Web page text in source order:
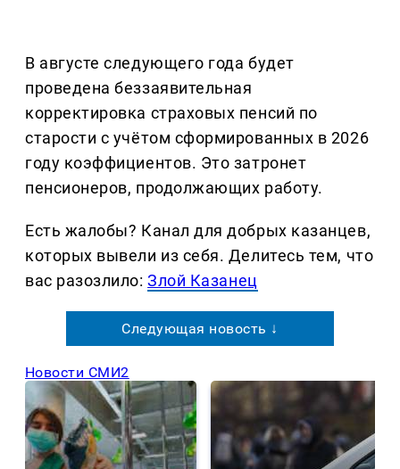
В августе следующего года будет
проведена беззаявительная
корректировка страховых пенсий по
старости с учётом сформированных в 2026
году коэффициентов. Это затронет
пенсионеров, продолжающих работу.
Есть жалобы? Канал для добрых казанцев,
которых вывели из себя. Делитеcь тем, что
вас разозлило:Злой Казанец
Следующая новость ↓
Новости СМИ2